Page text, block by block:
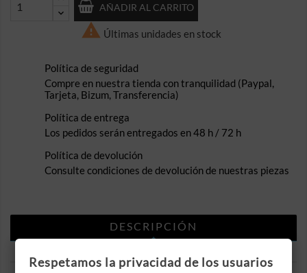
AÑADIR AL CARRITO
 Últimas unidades en stock
Política de seguridad
Compre en nuestra tienda con tranquilidad (Paypal,
Tarjeta, Bizum, Transferencia)
Política de entrega
Los pedidos serán entregados en 48 h / 72 h
Política de devolución
Consulte condiciones de devolución de nuestras piezas
DESCRIPCIÓN
Respetamos la privacidad de los usuarios